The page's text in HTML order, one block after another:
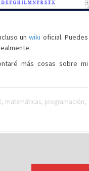
unwiki oficial. Puedes
más cosas sobre mi
, matemáticas, programación,